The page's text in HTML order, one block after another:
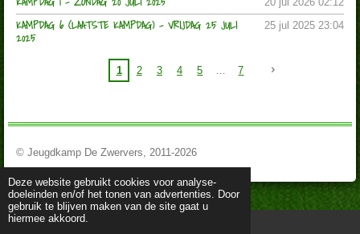
Deze website gebruikt cookies voor analyse-
doeleinden en/of het tonen van advertenties. Door
gebruik te blijven maken van de site gaat u
hiermee akkoord.
KAMPDAG 6 (LAATSTE KAMPDAG) - VRIJDAG 25 JULI
2025
25 jul 2025 23:04
1 2 3 4 5 7
© Jeugdkamp De Zwervers, 2011-2026